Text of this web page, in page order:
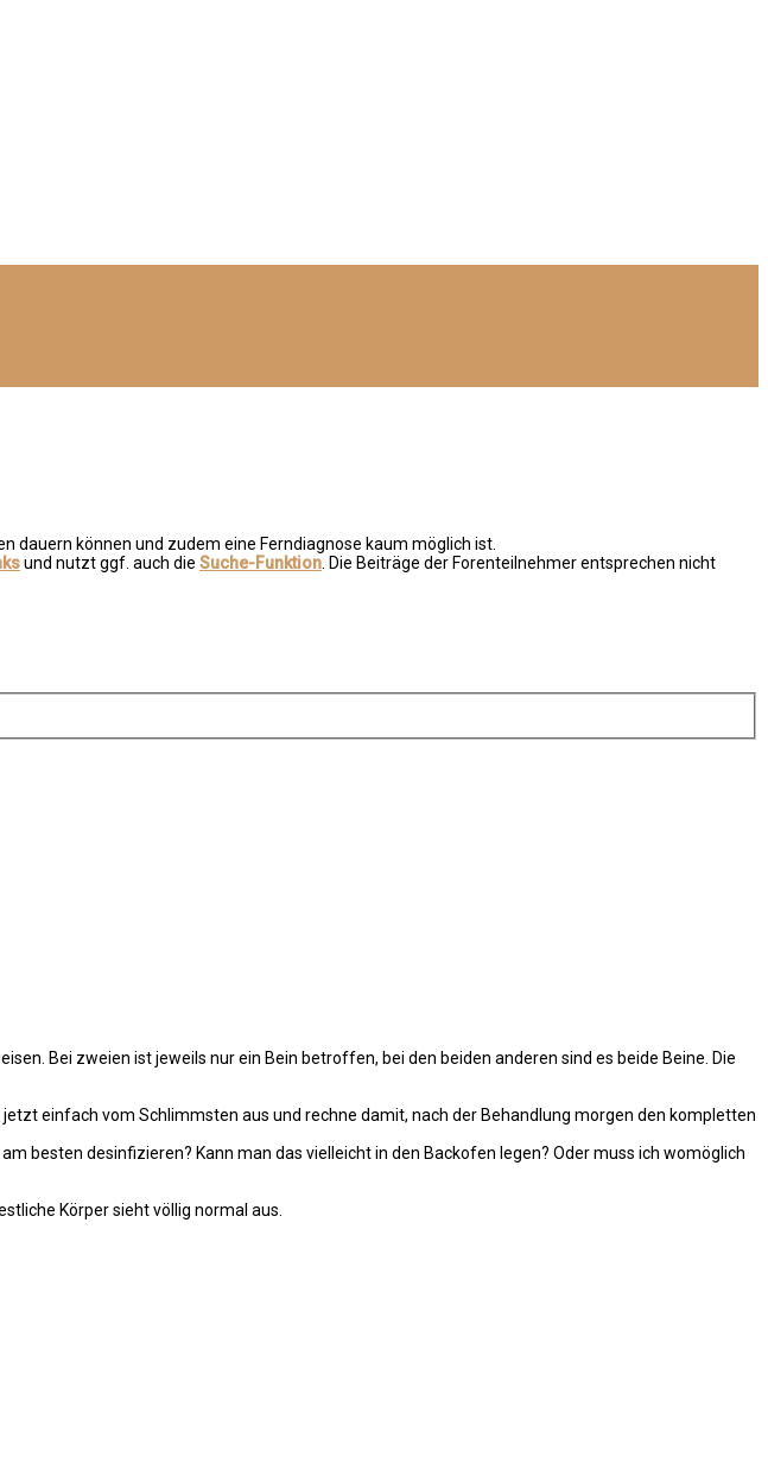
dauern können und zudem eine Ferndiagnose kaum möglich ist.
und nutzt ggf. auch die Suche-Funktion. Die Beiträge der Forenteilnehmer entsprechen nicht
Bei zweien ist jeweils nur ein Bein betroffen, bei den beiden anderen sind es beide Beine. Die
jetzt einfach vom Schlimmsten aus und rechne damit, nach der Behandlung morgen den kompletten
besten desinfizieren? Kann man das vielleicht in den Backofen legen? Oder muss ich womöglich
Körper sieht völlig normal aus.